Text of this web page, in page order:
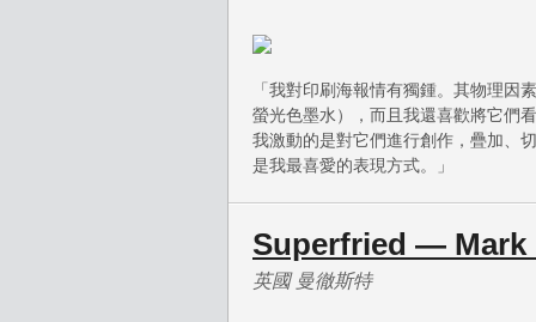
「我對印刷海報情有獨鍾。其物理因
螢光色墨水），而且我還喜歡將它們
我激動的是對它們進行創作，疊加、
是我最喜愛的表現方式。」
Superfried — Mark
英國 曼徹斯特